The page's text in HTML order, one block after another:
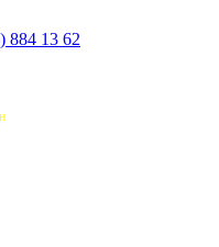
884 13 62